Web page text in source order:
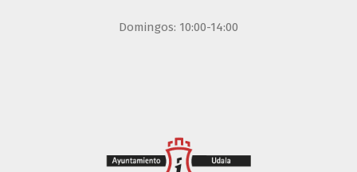
Domingos: 10:00-14:00